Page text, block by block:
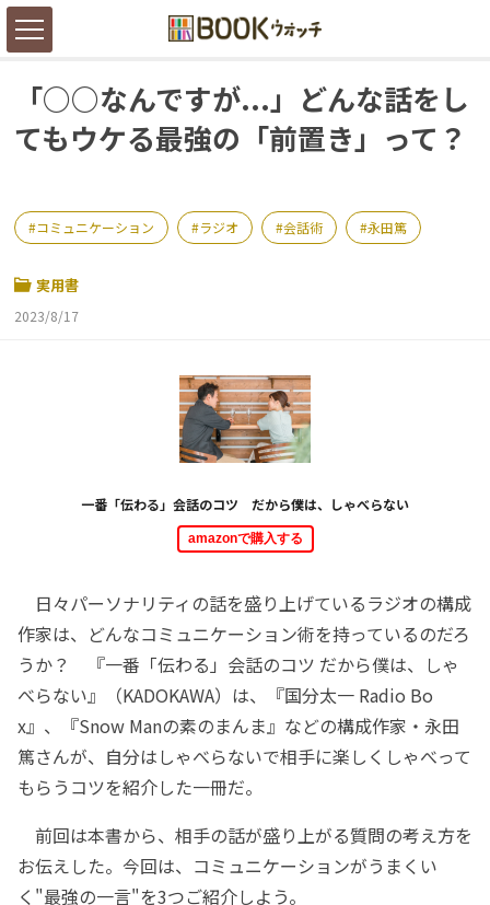
「○○なんですが...」どんな話をし
てもウケる最強の「前置き」って？
コミュニケーション ラジオ 会話術 永田篤
実用書
2023/8/17
一番「伝わる」会話のコツ だから僕は、しゃべらない
amazonで購入する
日々パーソナリティの話を盛り上げているラジオの構成
作家は、どんなコミュニケーション術を持っているのだろ
うか？ 『一番「伝わる」会話のコツ だから僕は、しゃ
べらない』（KADOKAWA）は、『国分太一 Radio Bo
x』、『Snow Manの素のまんま』などの構成作家・永田
篤さんが、自分はしゃべらないで相手に楽しくしゃべって
もらうコツを紹介した一冊だ。
前回は本書から、相手の話が盛り上がる質問の考え方を
お伝えした。今回は、コミュニケーションがうまくい
く"最強の一言"を3つご紹介しよう。